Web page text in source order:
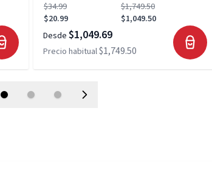
$34.99
$20.99
$1,749.50
$1,049.50
Desde $1,049.69
Precio habitual$1,749.50